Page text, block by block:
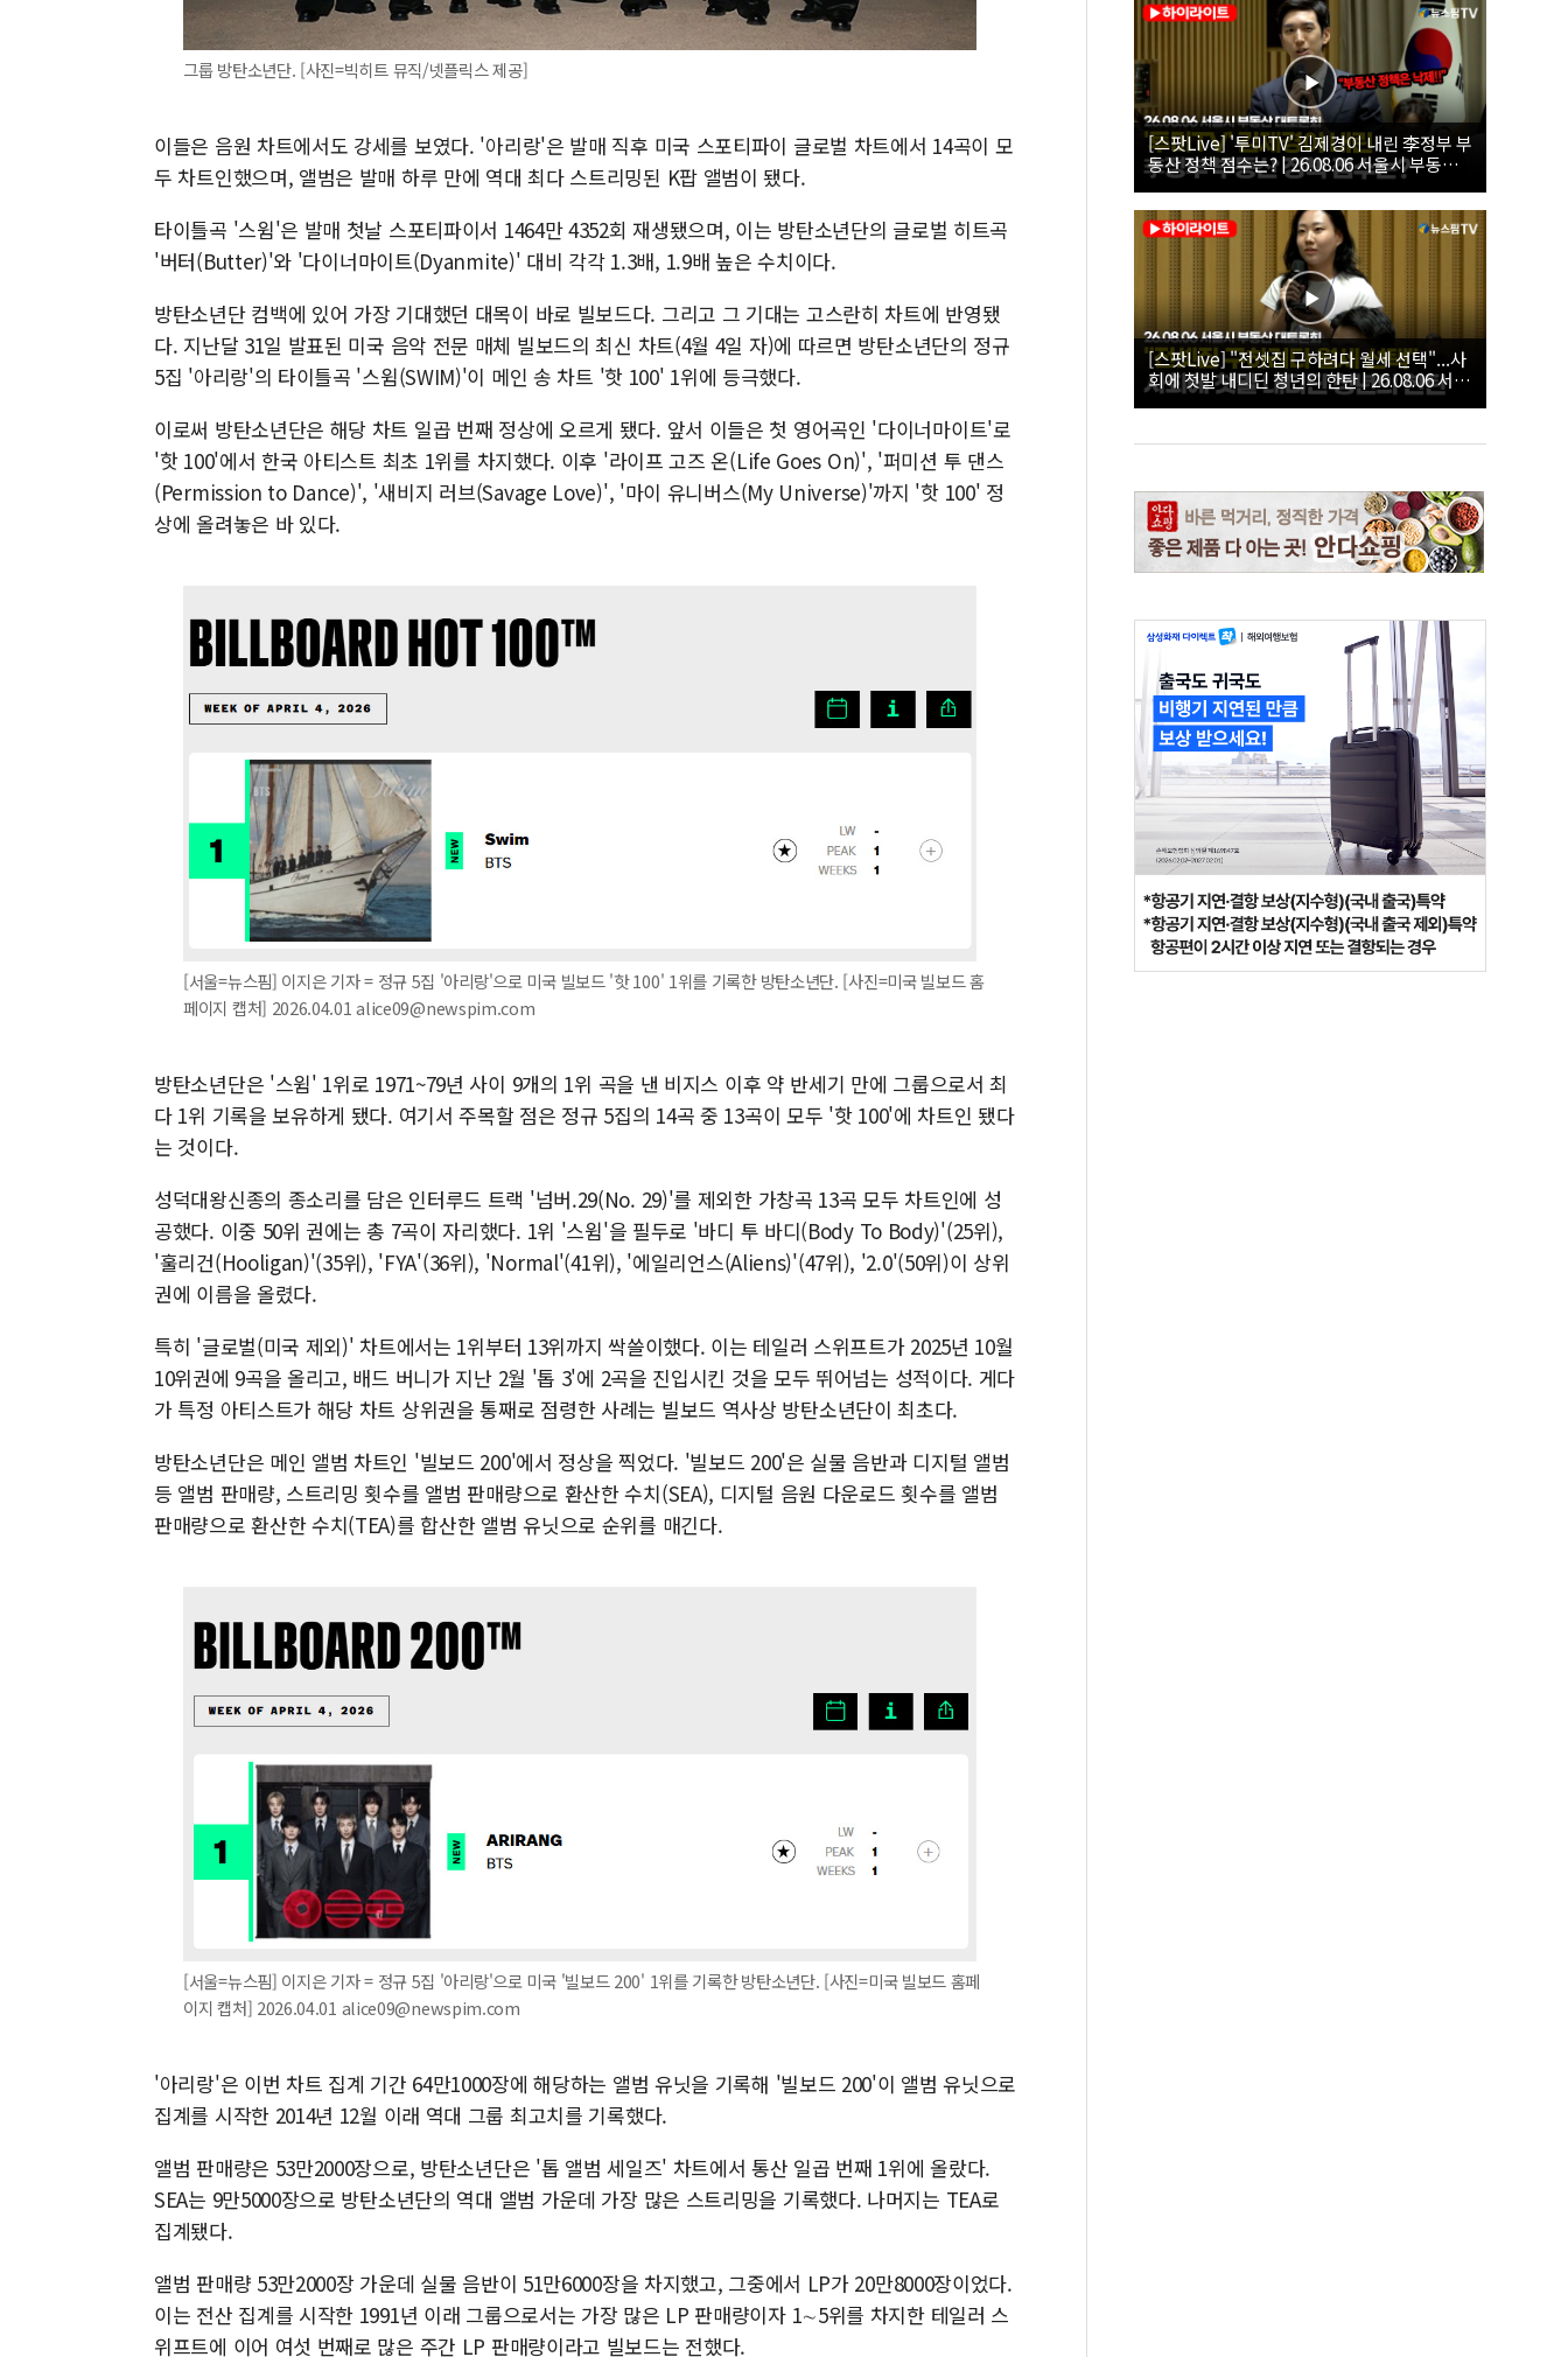
그룹 방탄소년단. [사진=빅히트 뮤직/넷플릭스 제공]
이들은 음원 차트에서도 강세를 보였다. '아리랑'은 발매 직후 미국 스포티파이 글로벌 차트에서 14곡이 모
두 차트인했으며, 앨범은 발매 하루 만에 역대 최다 스트리밍된 K팝 앨범이 됐다.
타이틀곡 '스윔'은 발매 첫날 스포티파이서 1464만 4352회 재생됐으며, 이는 방탄소년단의 글로벌 히트곡
'버터(Butter)'와 '다이너마이트(Dyanmite)' 대비 각각 1.3배, 1.9배 높은 수치이다.
방탄소년단 컴백에 있어 가장 기대했던 대목이 바로 빌보드다. 그리고 그 기대는 고스란히 차트에 반영됐
다. 지난달 31일 발표된 미국 음악 전문 매체 빌보드의 최신 차트(4월 4일 자)에 따르면 방탄소년단의 정규
5집 '아리랑'의 타이틀곡 '스윔(SWIM)'이 메인 송 차트 '핫 100' 1위에 등극했다.
이로써 방탄소년단은 해당 차트 일곱 번째 정상에 오르게 됐다. 앞서 이들은 첫 영어곡인 '다이너마이트'로
'핫 100'에서 한국 아티스트 최초 1위를 차지했다. 이후 '라이프 고즈 온(Life Goes On)', '퍼미션 투 댄스
(Permission to Dance)', '새비지 러브(Savage Love)', '마이 유니버스(My Universe)'까지 '핫 100' 정
상에 올려놓은 바 있다.
[서울=뉴스핌] 이지은 기자 = 정규 5집 '아리랑'으로 미국 빌보드 '핫 100' 1위를 기록한 방탄소년단. [사진=미국 빌보드 홈
페이지 캡처] 2026.04.01 alice09@newspim.com
방탄소년단은 '스윔' 1위로 1971~79년 사이 9개의 1위 곡을 낸 비지스 이후 약 반세기 만에 그룹으로서 최
다 1위 기록을 보유하게 됐다. 여기서 주목할 점은 정규 5집의 14곡 중 13곡이 모두 '핫 100'에 차트인 됐다
는 것이다.
성덕대왕신종의 종소리를 담은 인터루드 트랙 '넘버.29(No. 29)'를 제외한 가창곡 13곡 모두 차트인에 성
공했다. 이중 50위 권에는 총 7곡이 자리했다. 1위 '스윔'을 필두로 '바디 투 바디(Body To Body)'(25위),
'훌리건(Hooligan)'(35위), 'FYA'(36위), 'Normal'(41위), '에일리언스(Aliens)'(47위), '2.0'(50위)이 상위
권에 이름을 올렸다.
특히 '글로벌(미국 제외)' 차트에서는 1위부터 13위까지 싹쓸이했다. 이는 테일러 스위프트가 2025년 10월
10위권에 9곡을 올리고, 배드 버니가 지난 2월 '톱 3'에 2곡을 진입시킨 것을 모두 뛰어넘는 성적이다. 게다
가 특정 아티스트가 해당 차트 상위권을 통째로 점령한 사례는 빌보드 역사상 방탄소년단이 최초다.
방탄소년단은 메인 앨범 차트인 '빌보드 200'에서 정상을 찍었다. '빌보드 200'은 실물 음반과 디지털 앨범
등 앨범 판매량, 스트리밍 횟수를 앨범 판매량으로 환산한 수치(SEA), 디지털 음원 다운로드 횟수를 앨범
판매량으로 환산한 수치(TEA)를 합산한 앨범 유닛으로 순위를 매긴다.
[서울=뉴스핌] 이지은 기자 = 정규 5집 '아리랑'으로 미국 '빌보드 200' 1위를 기록한 방탄소년단. [사진=미국 빌보드 홈페
이지 캡처] 2026.04.01 alice09@newspim.com
'아리랑'은 이번 차트 집계 기간 64만1000장에 해당하는 앨범 유닛을 기록해 '빌보드 200'이 앨범 유닛으로
집계를 시작한 2014년 12월 이래 역대 그룹 최고치를 기록했다.
앨범 판매량은 53만2000장으로, 방탄소년단은 '톱 앨범 세일즈' 차트에서 통산 일곱 번째 1위에 올랐다.
SEA는 9만5000장으로 방탄소년단의 역대 앨범 가운데 가장 많은 스트리밍을 기록했다. 나머지는 TEA로
집계됐다.
앨범 판매량 53만2000장 가운데 실물 음반이 51만6000장을 차지했고, 그중에서 LP가 20만8000장이었다.
이는 전산 집계를 시작한 1991년 이래 그룹으로서는 가장 많은 LP 판매량이자 1∼5위를 차지한 테일러 스
위프트에 이어 여섯 번째로 많은 주간 LP 판매량이라고 빌보드는 전했다.
[스팟Live] '투미TV' 김제경이 내린 李정부 부
동산 정책 점수는? | 26.08.06 서울시 부동산
대토론회
[스팟Live] "전셋집 구하려다 월세 선택"...사
회에 첫발 내디딘 청년의 한탄 | 26.08.06 서울
시 부동산 대토론회